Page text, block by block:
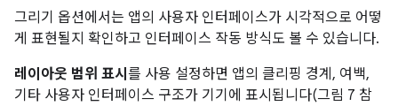
그리기 옵션에서는 앱의 사용자 인터페이스가 시각적으로 어떻
게 표현될지 확인하고 인터페이스 작동 방식도 볼 수 있습니다.
레이아웃 범위 표시 를 사용 설정하면 앱의 클리핑 경계, 여백,
기타 사용자 인터페이스 구조가 기기에 표시됩니다(그림 7 참